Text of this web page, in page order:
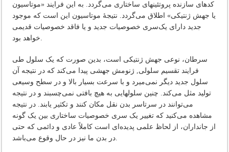
کدهای سازنده پروتئینهای ساختاری می‌گردد. به این فرایند «موتاسیون
یا جهش ژنتیکی» اطلاق می‌گردد. نتیجۀ موتاسیون این است که موجود
جدید دارای یک‌سری خصوصیات جدید و یا فاقد خصوصیات قدیمی
خواهد بود.
سرطان، نوعی جهش ژنتیکی است، بدین صورت که یک سلول طی
فرایند تقسیم سلولی, ژنومش جهشی پیدا می‌کند که در نتیجه آن
سلول جدید دیگر نمی‌میرد و با سرعت بسیار بالا و در سطح وسیعی
تولید مثل می‌کند. چنین سلولهایی به هیچ بافتی نمی‌چسبند و در نتیجه
می‌توانند در سرتاسر بدن نقل مکان کنند و تکثیر یابند. در نتیجه
مشاهده می‌کنید که تغییر یک سری خصوصیات ساختاری بین یک گونه
از جانداران، از لحاظ علمی پدیده‌ای است کاملاً عادی و دائمی که حتی
در بدن ما نیز در حال وقوع می‌باشد.